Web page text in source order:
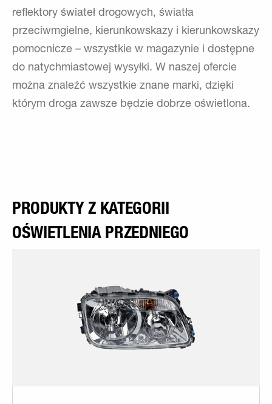
reflektory świateł drogowych, światła
przeciwmgielne, kierunkowskazy i kierunkowskazy
pomocnicze – wszystkie w magazynie i dostępne
do natychmiastowej wysyłki. W naszej ofercie
można znaleźć wszystkie znane marki, dzięki
którym droga zawsze będzie dobrze oświetlona.
PRODUKTY Z KATEGORII
OŚWIETLENIA PRZEDNIEGO